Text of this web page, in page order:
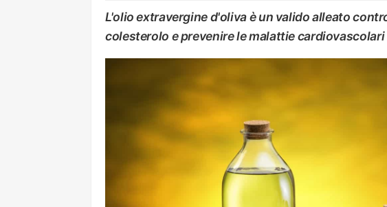
L'olio extravergine d'oliva è un valido alleato
colesterolo e prevenire le malattie cardiovascolari